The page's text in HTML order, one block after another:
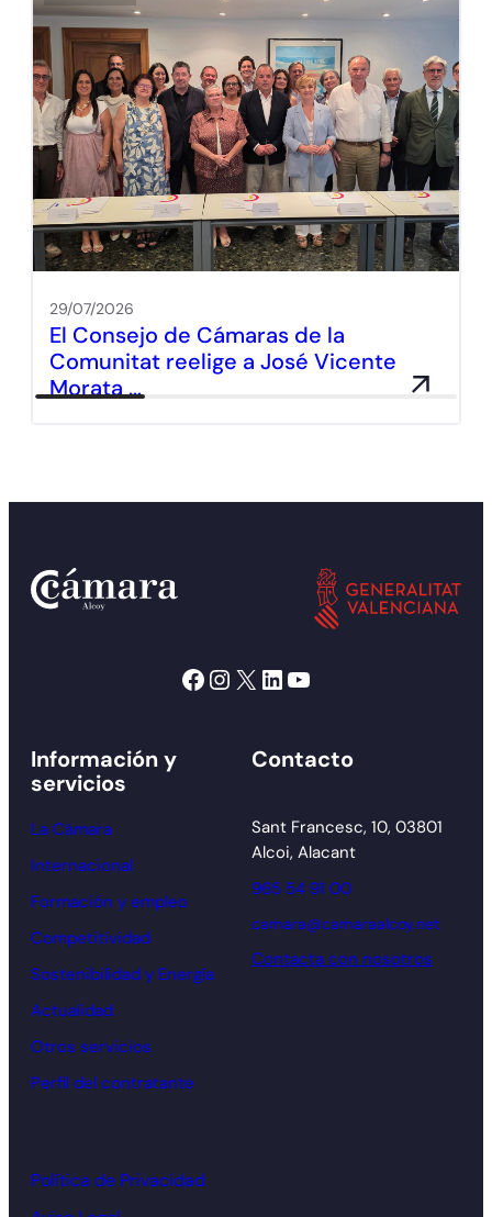
29/07/2026
El Consejo de Cámaras de la
Comunitat reelige a José Vicente
Morata …
Facebook Instagram X LinkedIn YouTube
Información y
servicios
La Cámara
Internacional
Formación y empleo
Competitividad
Sostenibilidad y Energía
Actualidad
Otros servicios
Perfil del contratante
Contacto
Sant Francesc, 10, 03801
Alcoi, Alacant
965 54 91 00
camara@camaraalcoy.net
Contacta con nosotros
Política de Privacidad